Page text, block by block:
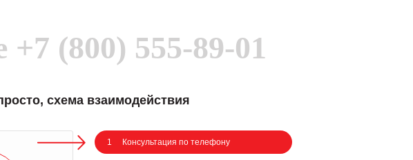
+7 (800) 555-89-01
схема взаимодействия
1 Консультация по телефону